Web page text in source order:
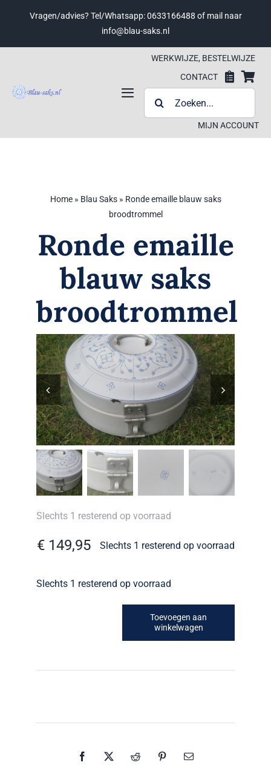
Vragen/advies? Tel/Whatsapp: 0633166488 of mail naar
info@blau-saks.nl
Toggle
Navigation
Wensenlijst Wensenlijst
Winkelwagen Winkelwagen
Mijn Account
WERKWIJZE, BESTELWIJZE
CONTACT
NAAR:
MIJN ACCOUNT
Home» Blau Saks» Ronde emaille blauw saks
broodtrommel
Ronde emaille
blauw saks
broodtrommel
Slechts 1 resterend op voorraad
€149,95 Slechts 1 resterend op voorraad
Slechts 1 resterend op voorraad
Toevoegen aan
winkelwagen